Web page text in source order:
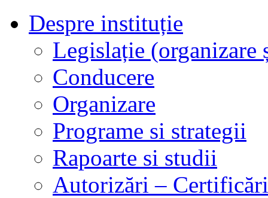
Despre instituție
Legislație
Conducere
Organizare
Programe si strategii
Rapoarte si studii
Autorizări –